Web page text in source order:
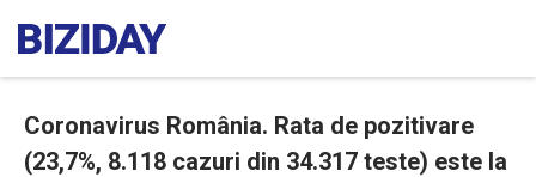
Coronavirus România. Rata de pozitivare
(23,7%, 8.118 cazuri din 34.317 teste) este la